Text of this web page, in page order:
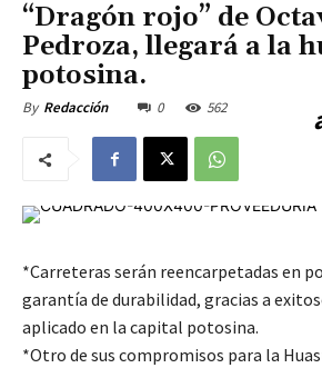
“Dragón rojo” de
Pedroza, llegará a la
potosina.
By Redacción 0 562
*Carreteras serán reencarpetadas en
garantía de durabilidad, gracias a
aplicado en la capital potosina.
*Otro de sus compromisos para la